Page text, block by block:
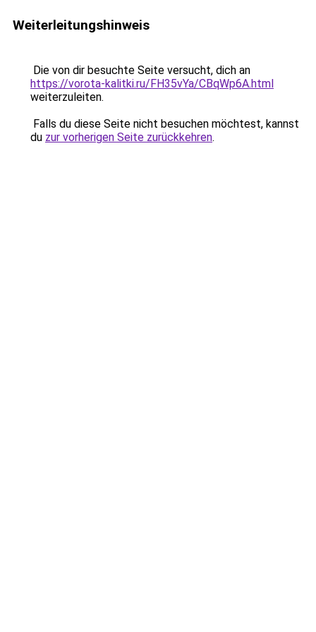
Weiterleitungshinweis
Die von dir besuchte Seite versucht, dich an
https://vorota-kalitki.ru/FH35vYa/CBqWp6A.html
weiterzuleiten.
Falls du diese Seite nicht besuchen möchtest, kannst
du zur vorherigen Seite zurückkehren.